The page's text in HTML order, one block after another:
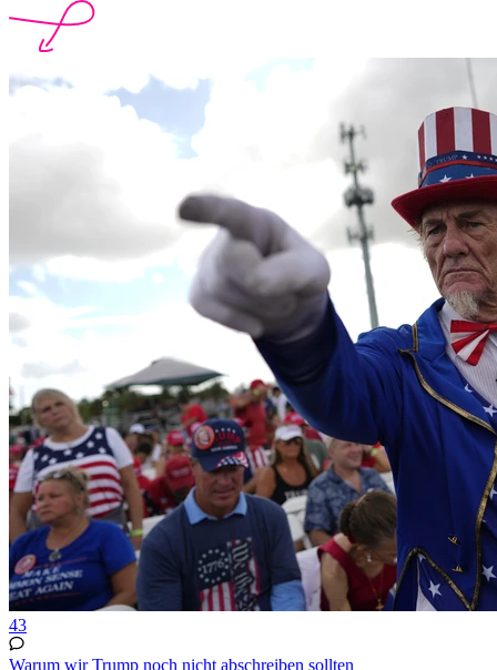
43
Warum wir Trump noch nicht abschreiben sollten